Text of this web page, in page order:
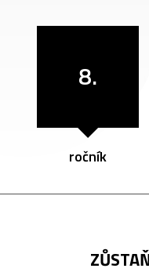
8.
ročník